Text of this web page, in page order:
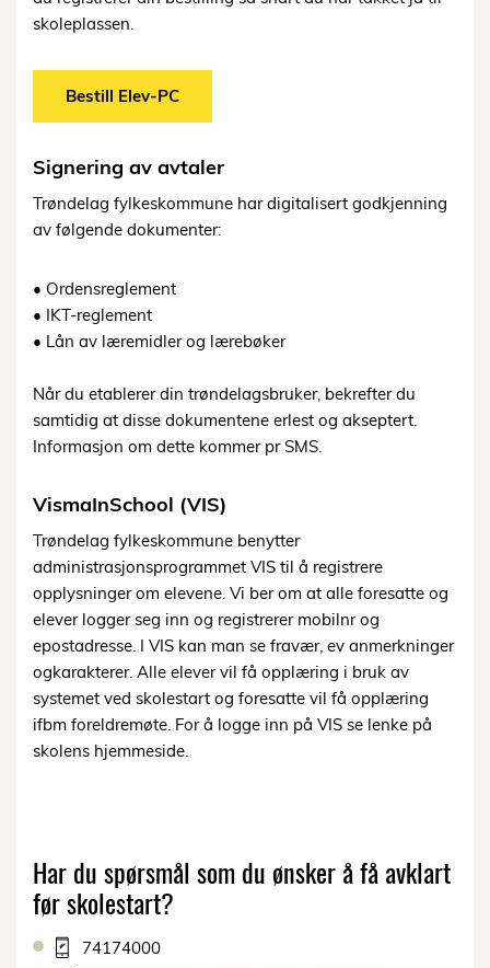
skoleplassen.
Bestill Elev-PC
Signering av avtaler
Trøndelag fylkeskommune har digitalisert godkjenning
av følgende dokumenter:
• Ordensreglement
• IKT-reglement
• Lån av læremidler og lærebøker
Når du etablerer din trøndelagsbruker, bekrefter du
samtidig at disse dokumentene erlest og akseptert.
Informasjon om dette kommer pr SMS.
VismaInSchool (VIS)
Trøndelag fylkeskommune benytter
administrasjonsprogrammet VIS til å registrere
opplysninger om elevene. Vi ber om at alle foresatte og
elever logger seg inn og registrerer mobilnr og
epostadresse. I VIS kan man se fravær, ev anmerkninger
ogkarakterer. Alle elevervil få opplæring i bruk av
systemet ved skolestart og foresatte vil få opplæring
ifbm foreldremøte. For å logge inn på VIS se lenke på
skolens hjemmeside.
Harduspørsmålsomdu ønskeråfåavklart
førskolestart?
74174000